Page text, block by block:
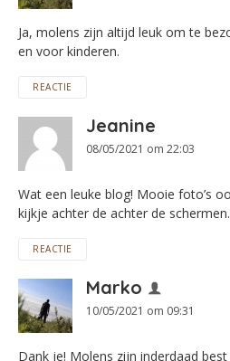
Ja, molens zijn altijd leuk om te
en voor kinderen.
REACTIE
Jeanine
08/05/2021 om 22:03
Wat een leuke blog! Mooie foto’s
kijkje achter de achter de schermen.
REACTIE
Marko
10/05/2021 om 09:31
Dank je! Molens zijn inderdaad